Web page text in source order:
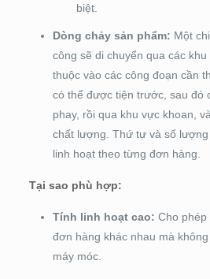
biệt.
Dòng chảy sản phẩm: Một
công sẽ di chuyển qua các
thuộc vào các công đoạn cần
có thể được tiện trước, sau đó
phay, rồi qua khu vực khoan,
chất lượng. Thứ tự và số
linh hoạt theo từng đơn hàng.
Tại sao phù hợp:
Tính linh hoạt cao: Cho
đơn hàng khác nhau mà
máy móc.